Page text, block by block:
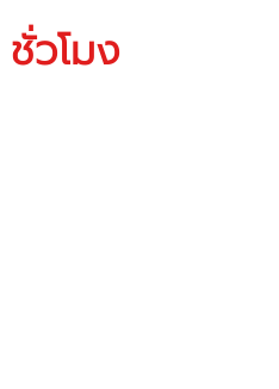
วโมง